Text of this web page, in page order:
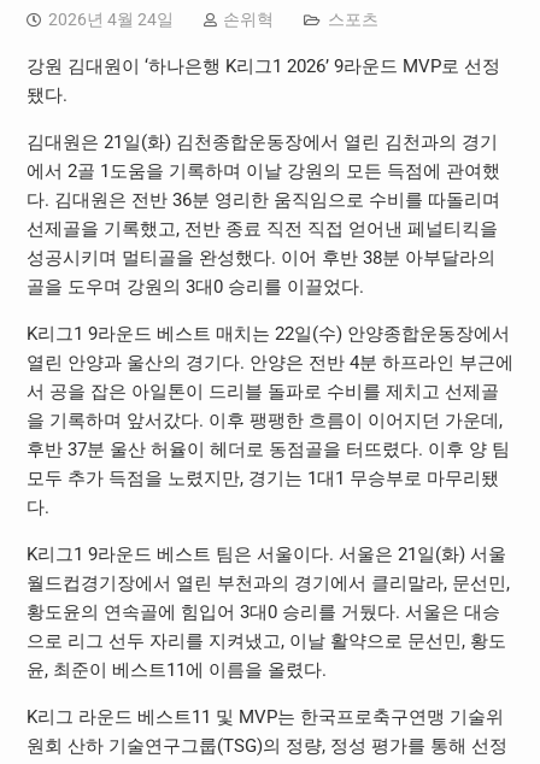
2026년 4월 24일 손위혁 스포츠
강원 김대원이 ‘하나은행 K리그1 2026’ 9라운드 MVP로 선정
됐다.
김대원은 21일(화) 김천종합운동장에서 열린 김천과의 경기
에서 2골 1도움을 기록하며 이날 강원의 모든 득점에 관여했
다. 김대원은 전반 36분 영리한 움직임으로 수비를 따돌리며
선제골을 기록했고, 전반 종료 직전 직접 얻어낸 페널티킥을
성공시키며 멀티골을 완성했다. 이어 후반 38분 아부달라의
골을 도우며 강원의 3대0 승리를 이끌었다.
K리그1 9라운드 베스트 매치는 22일(수) 안양종합운동장에서
열린 안양과 울산의 경기다. 안양은 전반 4분 하프라인 부근에
서 공을 잡은 아일톤이 드리블 돌파로 수비를 제치고 선제골
을 기록하며 앞서갔다. 이후 팽팽한 흐름이 이어지던 가운데,
후반 37분 울산 허율이 헤더로 동점골을 터뜨렸다. 이후 양 팀
모두 추가 득점을 노렸지만, 경기는 1대1 무승부로 마무리됐
다.
K리그1 9라운드 베스트 팀은 서울이다. 서울은 21일(화) 서울
월드컵경기장에서 열린 부천과의 경기에서 클리말라, 문선민,
황도윤의 연속골에 힘입어 3대0 승리를 거뒀다. 서울은 대승
으로 리그 선두 자리를 지켜냈고, 이날 활약으로 문선민, 황도
윤, 최준이 베스트11에 이름을 올렸다.
K리그 라운드 베스트11 및 MVP는 한국프로축구연맹 기술위
원회 산하 기술연구그룹(TSG)의 정량, 정성 평가를 통해 선정